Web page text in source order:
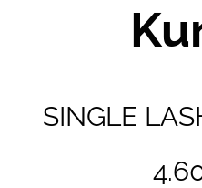
SINGLE